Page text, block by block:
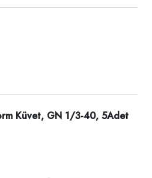
Küvet, GN 1/3-40, 5Adet